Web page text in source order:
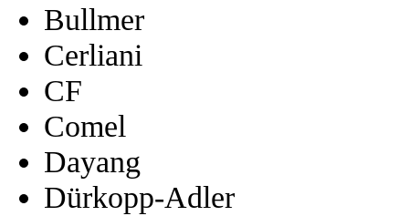
Bullmer
Cerliani
CF
Comel
Dayang
Dürkopp-Adler